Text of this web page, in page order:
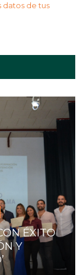
datos de tus
ÉXITO
Y